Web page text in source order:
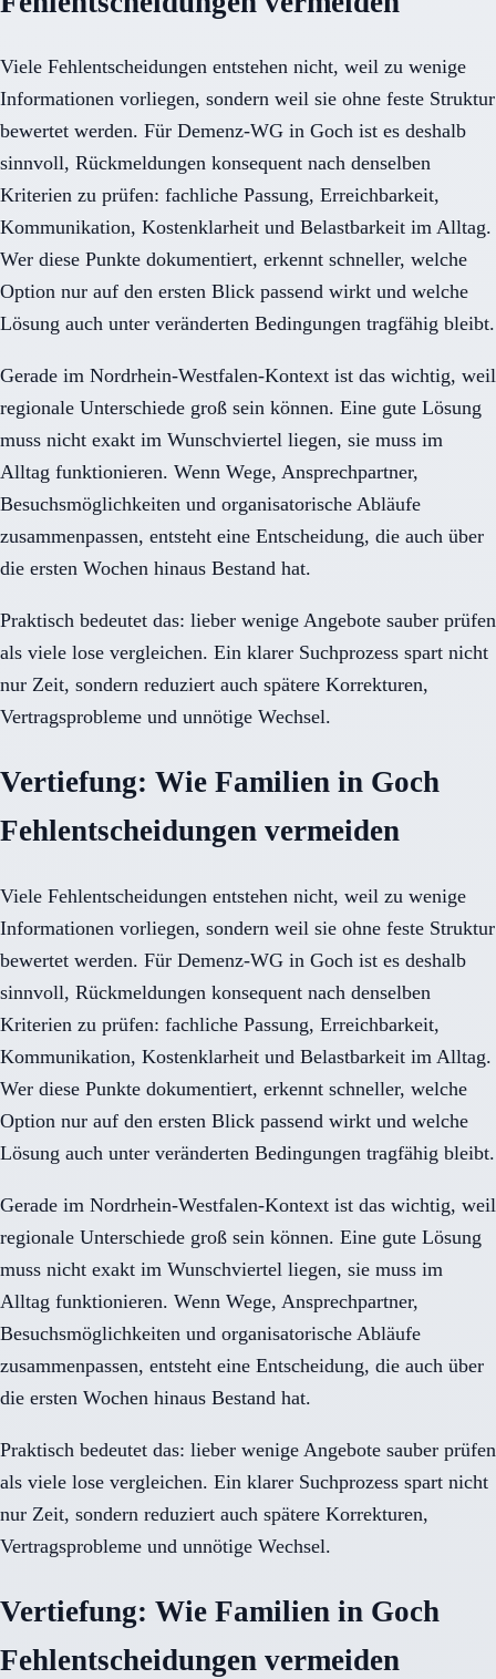
Viele Fehlentscheidungen entstehen nicht, weil zu wenige
Informationen vorliegen, sondern weil sie ohne feste Struktur
bewertet werden. Für Demenz-WG in Goch ist es deshalb
sinnvoll, Rückmeldungen konsequent nach denselben
Kriterien zu prüfen: fachliche Passung, Erreichbarkeit,
Kommunikation, Kostenklarheit und Belastbarkeit im Alltag.
Wer diese Punkte dokumentiert, erkennt schneller, welche
Option nur auf den ersten Blick passend wirkt und welche
Lösung auch unter veränderten Bedingungen tragfähig bleibt.
Gerade im Nordrhein-Westfalen-Kontext ist das wichtig, weil
regionale Unterschiede groß sein können. Eine gute Lösung
muss nicht exakt im Wunschviertel liegen, sie muss im
Alltag funktionieren. Wenn Wege, Ansprechpartner,
Besuchsmöglichkeiten und organisatorische Abläufe
zusammenpassen, entsteht eine Entscheidung, die auch über
die ersten Wochen hinaus Bestand hat.
Praktisch bedeutet das: lieber wenige Angebote sauber prüfen
als viele lose vergleichen. Ein klarer Suchprozess spart nicht
nur Zeit, sondern reduziert auch spätere Korrekturen,
Vertragsprobleme und unnötige Wechsel.
Vertiefung: Wie Familien in Goch
Fehlentscheidungen vermeiden
Viele Fehlentscheidungen entstehen nicht, weil zu wenige
Informationen vorliegen, sondern weil sie ohne feste Struktur
bewertet werden. Für Demenz-WG in Goch ist es deshalb
sinnvoll, Rückmeldungen konsequent nach denselben
Kriterien zu prüfen: fachliche Passung, Erreichbarkeit,
Kommunikation, Kostenklarheit und Belastbarkeit im Alltag.
Wer diese Punkte dokumentiert, erkennt schneller, welche
Option nur auf den ersten Blick passend wirkt und welche
Lösung auch unter veränderten Bedingungen tragfähig bleibt.
Gerade im Nordrhein-Westfalen-Kontext ist das wichtig, weil
regionale Unterschiede groß sein können. Eine gute Lösung
muss nicht exakt im Wunschviertel liegen, sie muss im
Alltag funktionieren. Wenn Wege, Ansprechpartner,
Besuchsmöglichkeiten und organisatorische Abläufe
zusammenpassen, entsteht eine Entscheidung, die auch über
die ersten Wochen hinaus Bestand hat.
Praktisch bedeutet das: lieber wenige Angebote sauber prüfen
als viele lose vergleichen. Ein klarer Suchprozess spart nicht
nur Zeit, sondern reduziert auch spätere Korrekturen,
Vertragsprobleme und unnötige Wechsel.
Vertiefung: Wie Familien in Goch
Fehlentscheidungen vermeiden